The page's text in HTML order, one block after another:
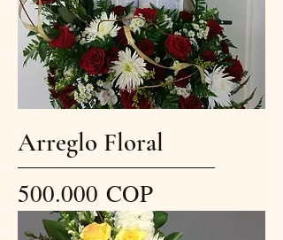
Arreglo Floral
Precio
500.000 COP